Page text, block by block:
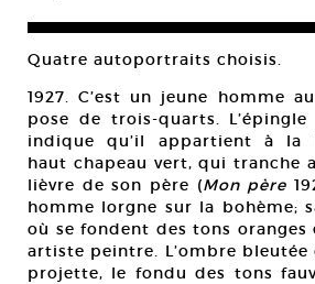
Quatre autoportraits choisis.
1927. C’est un jeune homme
pose de trois-quarts.
indique qu’il appartient à la
haut chapeau vert, qui tranche
lièvre de son père (Mon père
homme lorgne sur la bohème;
où se fondent des tons oranges
artiste peintre. L’ombre
projette, le fondu des tons